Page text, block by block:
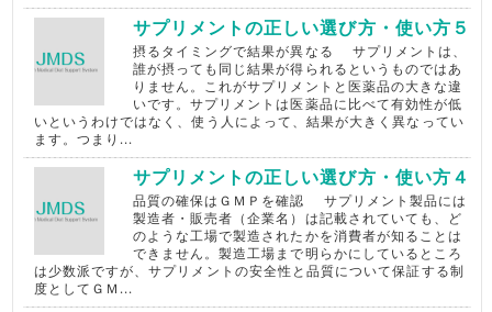
サプリメントの正しい選び方・使い方５
摂るタイミングで結果が異なる サプリメントは、
誰が摂っても同じ結果が得られるというものではあ
りません。これがサプリメントと医薬品の大きな違
いです。サプリメントは医薬品に比べて有効性が低
いというわけではなく、使う人によって、結果が大きく異なってい
ます。つまり...
サプリメントの正しい選び方・使い方４
品質の確保はＧＭＰを確認 サプリメント製品には
製造者・販売者（企業名）は記載されていても、ど
のような工場で製造されたかを消費者が知ることは
できません。製造工場まで明らかにしているところ
は少数派ですが、サプリメントの安全性と品質について保証する制
度としてＧＭ...